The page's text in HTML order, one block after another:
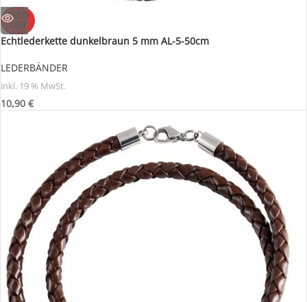
SOLD
OUT
Echtlederkette dunkelbraun 5 mm AL-5-50cm
LEDERBÄNDER
inkl. 19 % MwSt.
10,90 €